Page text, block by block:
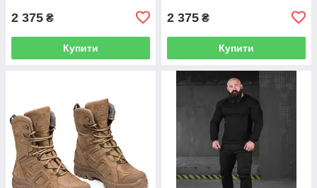
2 375 ₴
Купити
2 375 ₴
Купити